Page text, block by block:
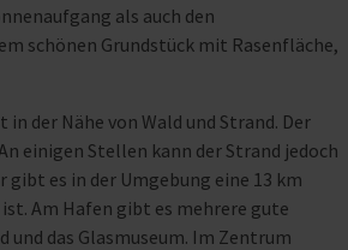
als auch den
schönen Grundstück mit Rasenfläche,
der Nähe von Wald und Strand. Der
einigen Stellen kann der Strand jedoch
gibt es in der Umgebung eine 13 km
Am Hafen gibt es mehrere gute
und das Glasmuseum. Im Zentrum